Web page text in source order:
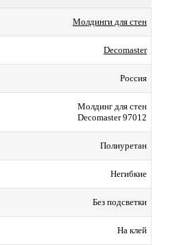
Молдинги для стен
Decomaster
Россия
Молдинг для стен
Decomaster 97012
Полиуретан
Негибкие
Без подсветки
На клей